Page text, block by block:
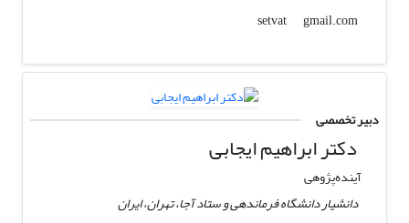
setvat
gmail.com
دبیر تخصصی
دکتر ابراهیم ایجابی
آینده‌پژوهی
دانشیار دانشگاه فرماندهی و ستاد آجا، تهران، ایران